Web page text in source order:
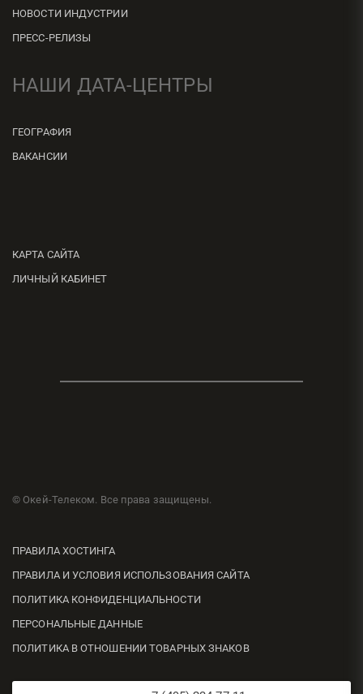
НОВОСТИ ИНДУСТРИИ
ПРЕСС-РЕЛИЗЫ
НАШИ ДАТА-ЦЕНТРЫ
ГЕОГРАФИЯ
ВАКАНСИИ
КАРТА САЙТА
ЛИЧНЫЙ КАБИНЕТ
© Окей-Телеком. Все права защищены.
ПРАВИЛА ХОСТИНГА
ПРАВИЛА И УСЛОВИЯ ИСПОЛЬЗОВАНИЯ САЙТА
ПОЛИТИКА КОНФИДЕНЦИАЛЬНОСТИ
ПЕРСОНАЛЬНЫЕ ДАННЫЕ
ПОЛИТИКА В ОТНОШЕНИИ ТОВАРНЫХ ЗНАКОВ